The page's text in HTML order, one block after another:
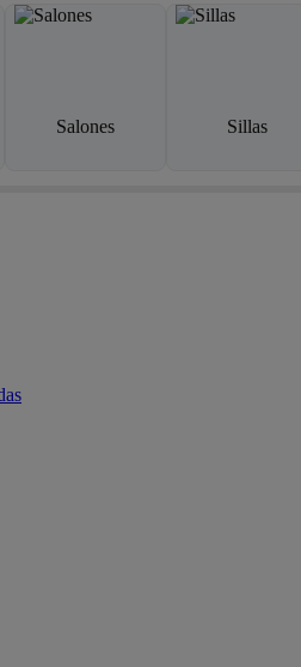
Salones Sillas